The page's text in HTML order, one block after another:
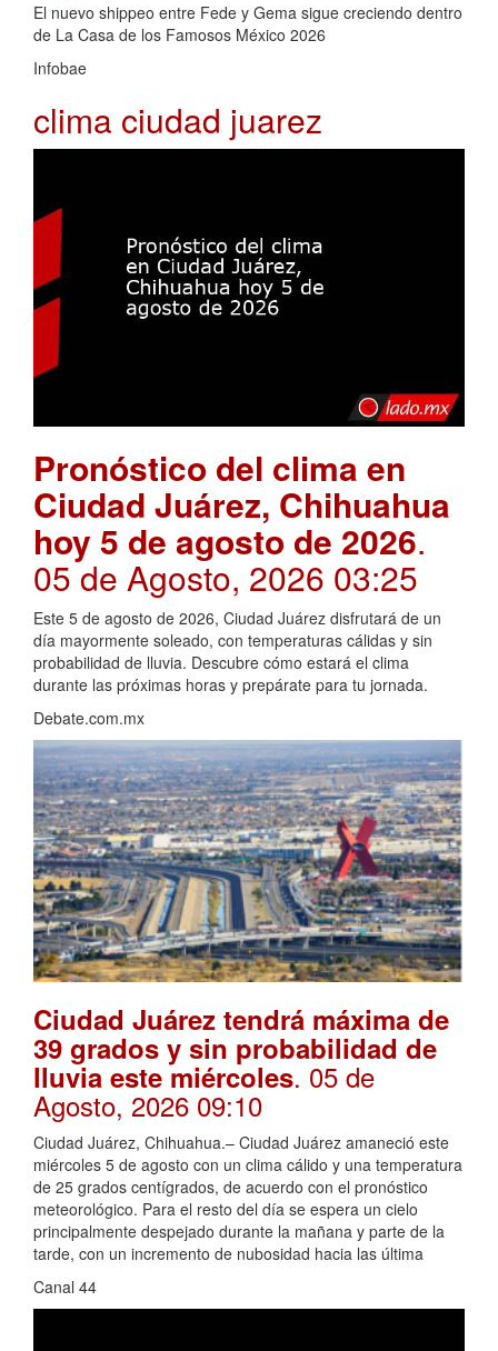
El nuevo shippeo entre Fede y Gema sigue creciendo dentro
de La Casa de los Famosos México 2026
Infobae
clima ciudad juarez
Pronóstico del clima en
Ciudad Juárez, Chihuahua
hoy 5 de agosto de 2026.
05 de Agosto, 2026 03:25
Este 5 de agosto de 2026, Ciudad Juárez disfrutará de un
día mayormente soleado, con temperaturas cálidas y sin
probabilidad de lluvia. Descubre cómo estará el clima
durante las próximas horas y prepárate para tu jornada.
Debate.com.mx
Ciudad Juárez tendrá máxima de
39 grados y sin probabilidad de
lluvia este miércoles. 05 de
Agosto, 2026 09:10
Ciudad Juárez, Chihuahua.– Ciudad Juárez amaneció este
miércoles 5 de agosto con un clima cálido y una temperatura
de 25 grados centígrados, de acuerdo con el pronóstico
meteorológico. Para el resto del día se espera un cielo
principalmente despejado durante la mañana y parte de la
tarde, con un incremento de nubosidad hacia las última
Canal 44